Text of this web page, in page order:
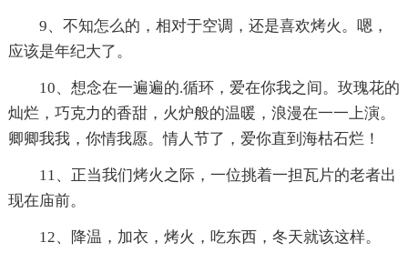
9、不知怎么的，相对于空调，还是喜欢烤火。嗯，
应该是年纪大了。
10、想念在一遍遍的.循环，爱在你我之间。玫瑰花的
灿烂，巧克力的香甜，火炉般的温暖，浪漫在一一上演。
卿卿我我，你情我愿。情人节了，爱你直到海枯石烂！
11、正当我们烤火之际，一位挑着一担瓦片的老者出
现在庙前。
12、降温，加衣，烤火，吃东西，冬天就该这样。